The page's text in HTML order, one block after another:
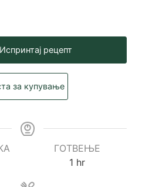
Испринтај рецепт
за купување
ГОТВЕЊЕ
1 hour
hr